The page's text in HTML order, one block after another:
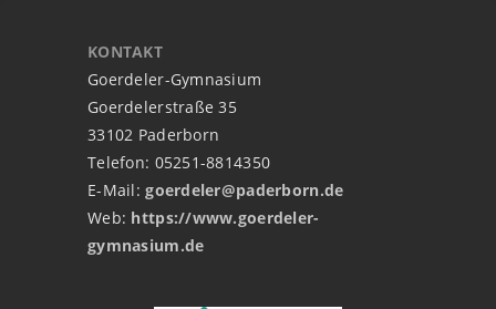
KONTAKT
Goerdeler-Gymnasium
Goerdelerstraße 35
33102 Paderborn
Telefon: 05251-8814350
E-Mail:goerdeler@paderborn.de
Web: https://www.goerdeler-
gymnasium.de